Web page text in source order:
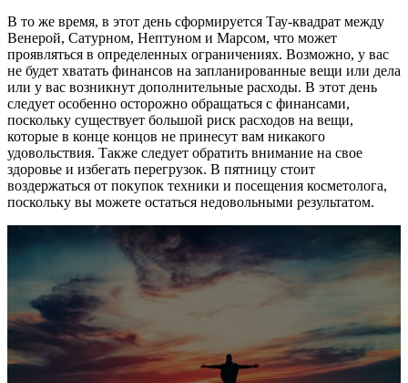
В то же время, в этот день сформируется Тау-квадрат между
Венерой, Сатурном, Нептуном и Марсом, что может
проявляться в определенных ограничениях. Возможно, у вас
не будет хватать финансов на запланированные вещи или дела
или у вас возникнут дополнительные расходы. В этот день
следует особенно осторожно обращаться с финансами,
поскольку существует большой риск расходов на вещи,
которые в конце концов не принесут вам никакого
удовольствия. Также следует обратить внимание на свое
здоровье и избегать перегрузок. В пятницу стоит
воздержаться от покупок техники и посещения косметолога,
поскольку вы можете остаться недовольными результатом.